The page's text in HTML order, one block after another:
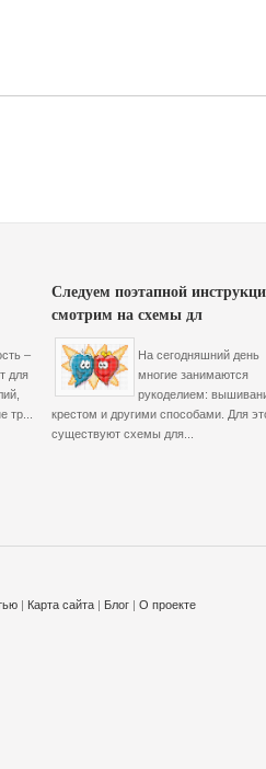
–
для
тр...
Следуем поэтапной
смотрим на схемы дл
На сегодняшний день
многие занимаются
рукоделием:
крестом и другими способами. Для
существуют схемы для...
| Карта сайта | Блог | О проекте